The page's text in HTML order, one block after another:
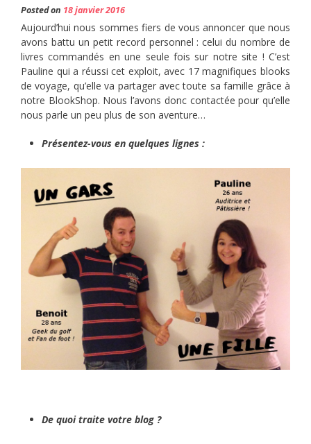
Posted on 18 janvier 2016
Aujourd’hui nous sommes fiers de vous annoncer que nous
avons battu un petit record personnel : celui du nombre de
livres commandés en une seule fois sur notre site ! C’est
Pauline qui a réussi cet exploit, avec 17 magnifiques blooks
de voyage, qu’elle va partager avec toute sa famille grâce à
notre BlookShop. Nous l’avons donc contactée pour qu’elle
nous parle un peu plus de son aventure…
Présentez-vous en quelques lignes :
De quoi traite votre blog ?